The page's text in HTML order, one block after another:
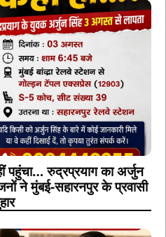
पहुंचा… रुद्रप्रयाग का अर्जुन
ने मुंबई-सहारनपुर के प्रवासी